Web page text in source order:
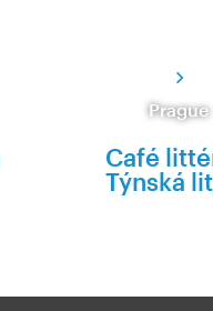
Prague
Café
Týnská